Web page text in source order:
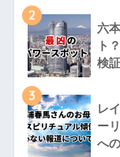
2
六
ト
検
3
レ
ー
へ